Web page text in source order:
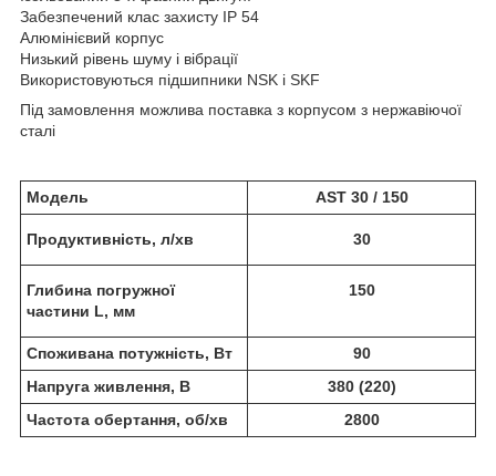
Забезпечений клас захисту IP 54
Алюмінієвий корпус
Низький рівень шуму і вібрації
Використовуються підшипники NSK і SKF
Під замовлення можлива поставка з корпусом з нержавіючої
сталі
Модель AST 30 / 150
Продуктивність, л/хв 30
Глибина погружної
частини L, мм
150
Споживана потужність, Вт
90
Напруга живлення, В
380 (220)
Частота обертання, об/хв
2800